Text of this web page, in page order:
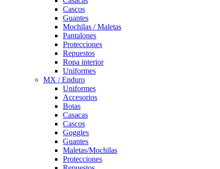
Cascos
Guantes
Mochilas / Maletas
Pantalones
Protecciones
Repuestos
Ropa interior
Uniformes
MX / Enduro
Uniformes
Accesorios
Botas
Casacas
Cascos
Goggles
Guantes
Maletas/Mochilas
Protecciones